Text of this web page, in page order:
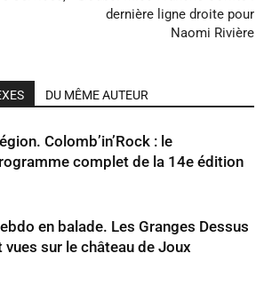
dernière ligne droite pour
Naomi Rivière
DU MÊME AUTEUR
Colomb’in’Rock : le
complet de la 14e édition
en balade. Les Granges Dessus
vues sur le château de Joux